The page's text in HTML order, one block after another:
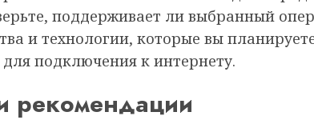
поддерживает ли выбранный
и технологии, которые вы
для подключения к интернету.
рекомендации